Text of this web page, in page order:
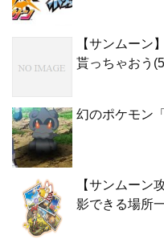
【サンムーン
貰っちゃおう
幻のポケモン
【サンムー
影できる場所